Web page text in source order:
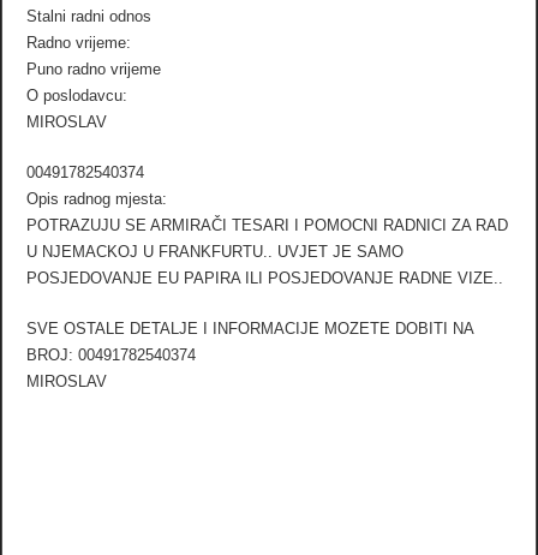
Stalni radni odnos
Radno vrijeme:
Puno radno vrijeme
O poslodavcu:
MIROSLAV
00491782540374
Opis radnog mjesta:
POTRAZUJU SE ARMIRAČI TESARI I POMOCNI RADNICI ZA RAD
U NJEMACKOJ U FRANKFURTU.. UVJET JE SAMO
POSJEDOVANJE EU PAPIRA ILI POSJEDOVANJE RADNE VIZE..
SVE OSTALE DETALJE I INFORMACIJE MOZETE DOBITI NA
BROJ: 00491782540374
MIROSLAV